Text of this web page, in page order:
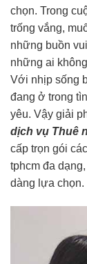
chọn. Trong
trống vắng,
những buồn
những ai
Với nhịp sống
đang ở trong
yêu. Vậy giải
dịch vụ Thuê
cấp trọn gói
tphcm đa
dàng lựa chọn.